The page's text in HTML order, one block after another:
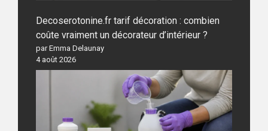
Decoserotonine.fr tarif décoration : combien
coûte vraiment un décorateur d’intérieur ?
par Emma Delaunay
4 août 2026